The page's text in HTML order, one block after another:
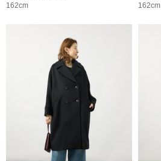
162cm
162cm